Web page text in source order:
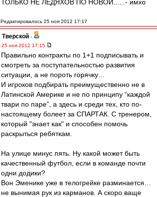
ТОЛЬКО НЕ ЛЕДЯХОВ ПО НОВОЙ......- имхо
Редактировалось 25 ноя 2012 17:17
Тверской -
25 ноя 2012 17:15
Правильно контракты по 1+1 подписывать и
смотреть за поступательностью развития
ситуации, а не пороть горячку…
И игроков подбирать преимущественно не в
Латинской Америке и не по принципу “каждой
твари по паре”, а здесь и среди тех, кто по-
настоящему болеет за СПАРТАК. С тренером,
который "знает как" и способен помочь
раскрыться ребяткам.
На улице минус пять. Ну какой может быть
качественный футбол, если в команде почти
одни додики?
Вон Эменике уже в телогрейке разминается…
не вынимая рук из карманов. А скоро ваще